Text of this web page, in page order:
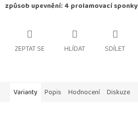
způsob upevnění: 4 prolamovací sponky
ZEPTAT SE HLÍDAT SDÍLET
Varianty Popis Hodnocení Diskuze